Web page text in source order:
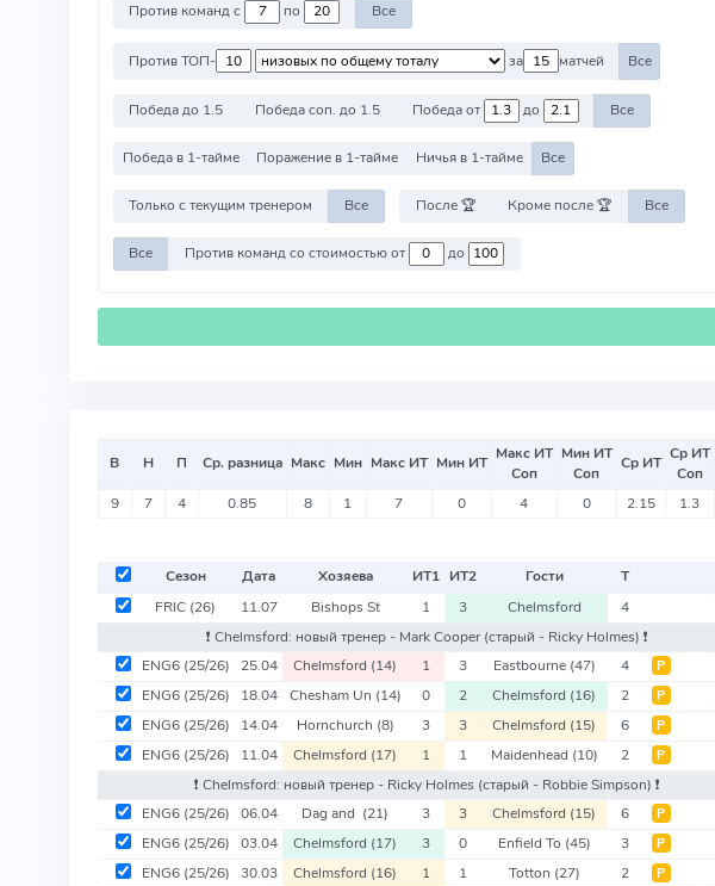
Против команд с по Все
Против ТОП- за матчей Все
Победа до 1.5 Победа соп. до 1.5 Победа от до Все
Победа в 1-тайме Поражение в 1-тайме Ничья в 1-тайме Все
Только с текущим тренером Все После 🏆 Кроме после 🏆 Все
Все Против команд со стоимостью от до
В Н П Ср. разница Макс Мин Макс ИТ Мин ИТ Макс ИТ
Соп
Мин ИТ
Соп
Ср ИТ Ср ИТ
Соп
9 7 4 0.85 8 1 7 0 4 0 2.15 1.3
Сезон Дата Хозяева ИТ1 ИТ2 Гости Т
FRIC (26) 11.07 Bishops St 1 3 Chelmsford 4
❗️ Chelmsford: новый тренер - Mark Cooper(старый - Ricky Holmes) ❗️
ENG6 (25/26) 25.04 Chelmsford (14) 1 3 Eastbourne (47) 4 Р
ENG6 (25/26) 18.04 Chesham Un (14) 0 2 Chelmsford (16) 2 Р
ENG6 (25/26) 14.04 Hornchurch (8) 3 3 Chelmsford (15) 6 Р
ENG6 (25/26) 11.04 Chelmsford (17) 1 1 Maidenhead (10) 2 Р
❗️ Chelmsford: новый тренер - Ricky Holmes (старый - Robbie Simpson) ❗️
ENG6 (25/26) 06.04 Dag and (21) 3 3 Chelmsford (15) 6 Р
ENG6 (25/26) 03.04 Chelmsford (17) 3 0 Enfield To (45) 3 Р
ENG6 (25/26) 30.03 Chelmsford (16) 1 1 Totton (27) 2 Р